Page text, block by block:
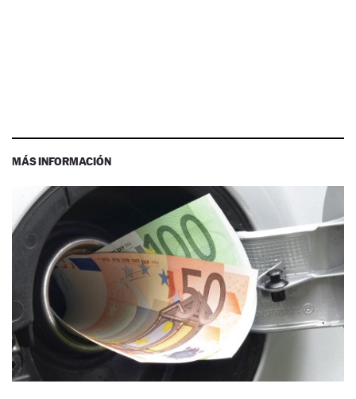
MÁS INFORMACIÓN